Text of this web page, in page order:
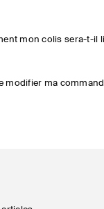
mon colis sera-t-il
modifier ma